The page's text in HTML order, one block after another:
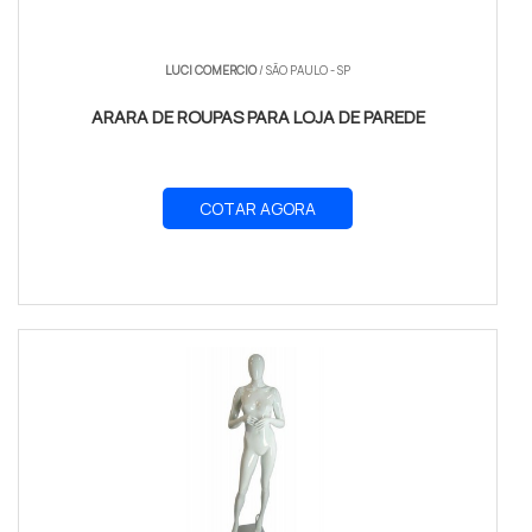
LUCI COMERCIO/ SÃO PAULO - SP
ARARA DE ROUPAS PARA LOJA DE PAREDE
COTAR AGORA